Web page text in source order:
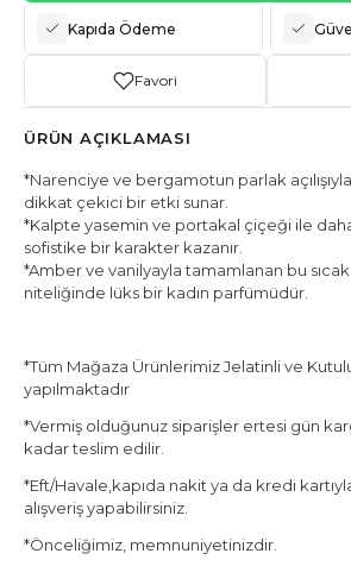
Kapıda Ödeme
Favori
ÜRÜN AÇIKLAMASI
*Narenciye ve bergamotun parlak
dikkat çekici bir etki sunar.
*Kalpte yasemin ve portakal çiçeği ile
sofistike bir karakter kazanır.
*Amber ve vanilyayla tamamlanan bu sıcak
niteliğinde lüks bir kadın parfümüdür.
*Tüm Mağaza Ürünlerimiz Jelatinli ve
yapılmaktadır
*Vermiş olduğunuz siparişler ertesi gün
kadar teslim edilir.
*Eft/Havale,kapıda nakit ya da kredi
alışveriş yapabilirsiniz.
*Önceliğimiz, memnuniyetinizdir.